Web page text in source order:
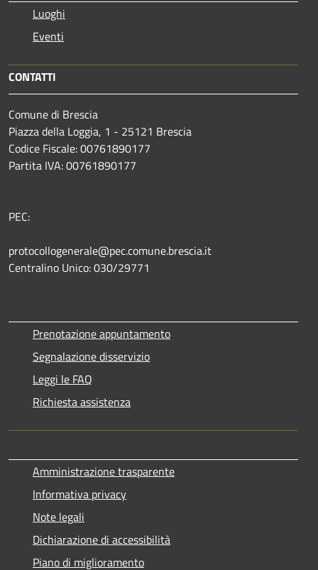
Luoghi
Eventi
CONTATTI
Comune di Brescia
Piazza della Loggia, 1 - 25121 Brescia
Codice Fiscale: 00761890177
Partita IVA: 00761890177
PEC:
protocollogenerale@pec.comune.brescia.it
Centralino Unico: 030/29771
Prenotazione appuntamento
Segnalazione disservizio
Leggi le FAQ
Richiesta assistenza
Amministrazione trasparente
Informativa privacy
Note legali
Dichiarazione di accessibilità
Piano di miglioramento